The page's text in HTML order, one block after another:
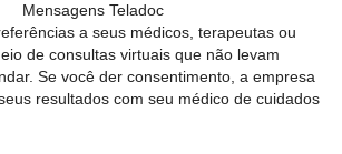
Mensagens Teladoc
a seus médicos, terapeutas ou
de consultas virtuais que não levam
Se você der consentimento, a empresa
resultados com seu médico de cuidados